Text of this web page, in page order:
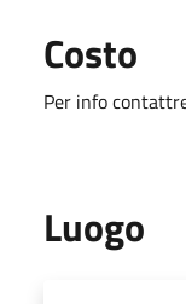
Costo
Per info
Luogo